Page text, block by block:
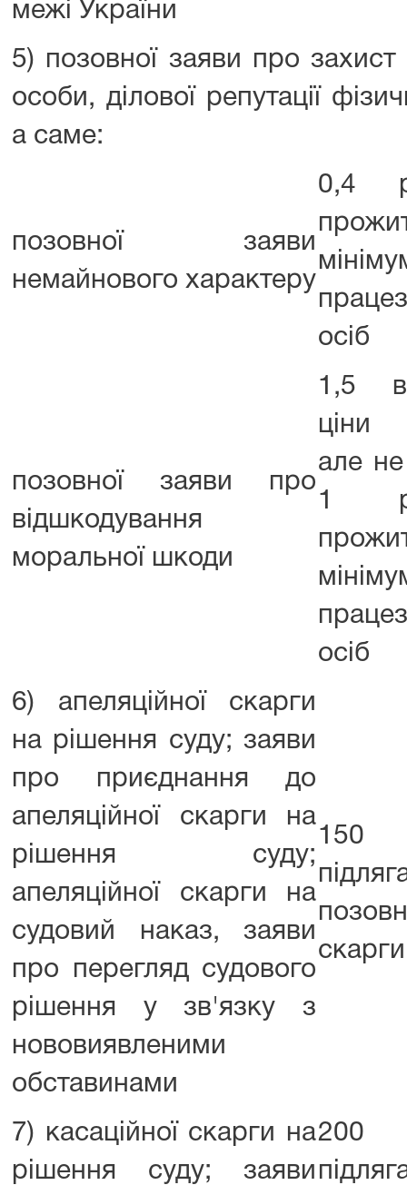
межі України
5) позовної заяви про захист
особи, ділової репутації
а саме:
позовної заяви
немайнового характеру
0,4
осіб
позовної заяви про
відшкодування
моральної шкоди
1,5
ціни
але
1
осіб
6) апеляційної скарги
на рішення суду; заяви
про приєднання до
апеляційної скарги на
рішення суду;
апеляційної скарги на
судовий наказ, заяви
про перегляд судового
рішення у зв'язку з
нововиявленими
обставинами
150
скарги
7) касаційної скарги на
рішення суду; заяви
200